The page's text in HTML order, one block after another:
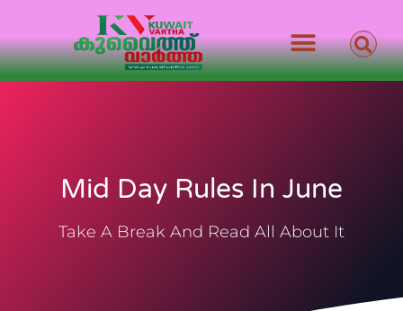
Mid Day Rules In June
Take A Break And Read All About It